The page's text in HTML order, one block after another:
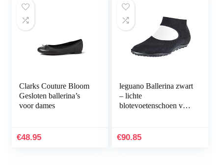
Clarks Couture Bloom
Gesloten ballerina’s
voor dames
€48.95
leguano Ballerina zwart
– lichte
blotevoetenschoen voor
€90.85